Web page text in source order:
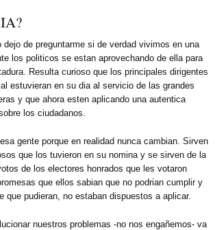
de preguntarme si de verdad vivimos en una
los politicos se estan aprovechando de ella para
Resulta curioso que los principales dirigentes
estuvieran en su dia al servicio de las grandes
y que ahora esten aplicando una autentica
los ciudadanos.
gente porque en realidad nunca cambian. Sirven
que los tuvieron en su nomina y se sirven de la
de los electores honrados que les votaron
que ellos sabian que no podrian cumplir y
que pudieran, no estaban dispuestos a aplicar.
nuestros problemas -no nos engañemos- va